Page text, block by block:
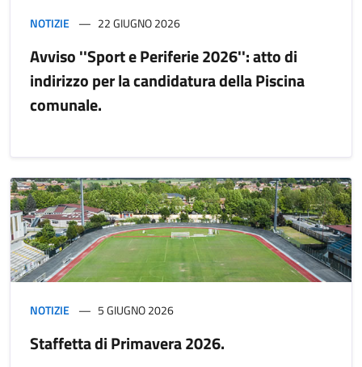
NOTIZIE 22 GIUGNO 2026
Avviso ''Sport e Periferie 2026'': atto di
indirizzo per la candidatura della Piscina
comunale.
NOTIZIE 5 GIUGNO 2026
Staffetta di Primavera 2026.